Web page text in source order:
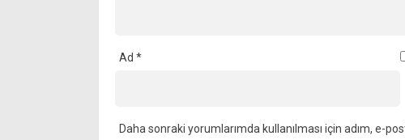
Ad *
Daha sonraki yorumlarımda kullanılması için adım, e-